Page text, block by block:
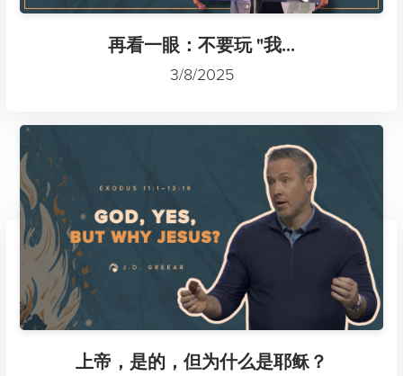
再看一眼：不要玩 "我...
3/8/2025
上帝，是的，但为什么是耶稣？